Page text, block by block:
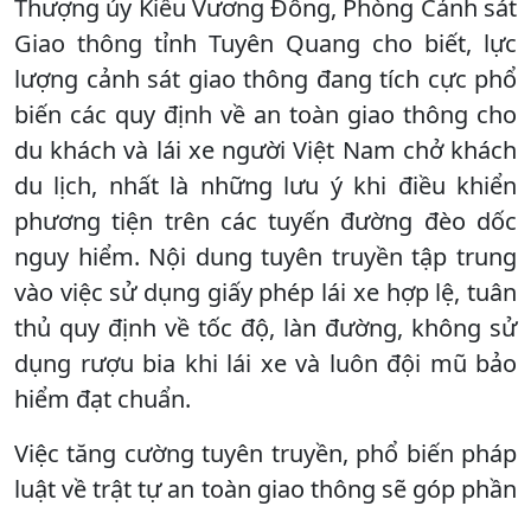
Thượng úy Kiều Vương Đông, Phòng Cảnh sát
Giao thông tỉnh Tuyên Quang cho biết, lực
lượng cảnh sát giao thông đang tích cực phổ
biến các quy định về an toàn giao thông cho
du khách và lái xe người Việt Nam chở khách
du lịch, nhất là những lưu ý khi điều khiển
phương tiện trên các tuyến đường đèo dốc
nguy hiểm. Nội dung tuyên truyền tập trung
vào việc sử dụng giấy phép lái xe hợp lệ, tuân
thủ quy định về tốc độ, làn đường, không sử
dụng rượu bia khi lái xe và luôn đội mũ bảo
hiểm đạt chuẩn.
Việc tăng cường tuyên truyền, phổ biến pháp
luật về trật tự an toàn giao thông sẽ góp phần